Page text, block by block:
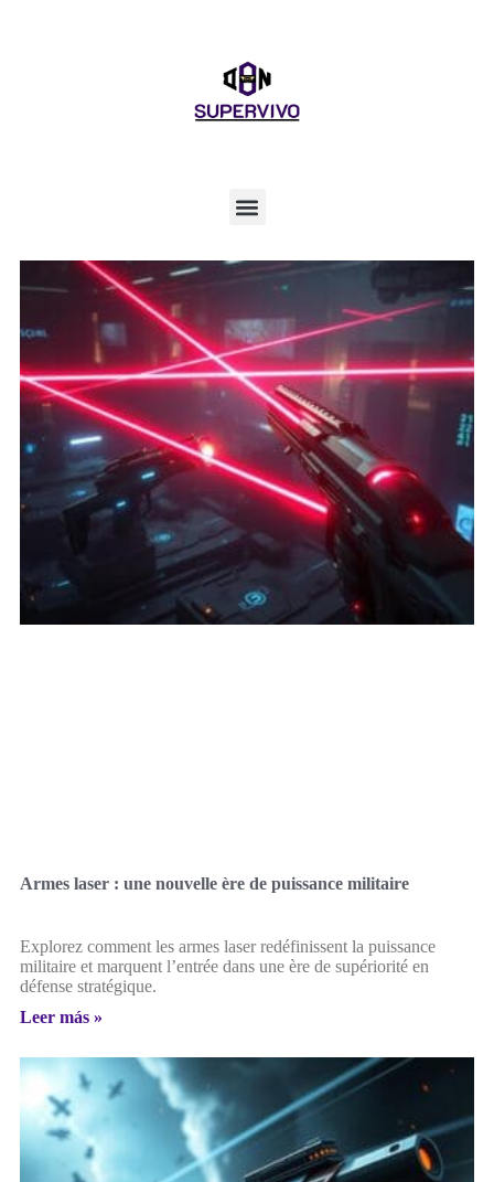
Armes laser : une nouvelle ère de puissance militaire
Explorez comment les armes laser redéfinissent la puissance
militaire et marquent l’entrée dans une ère de supériorité en
défense stratégique.
Leer más »